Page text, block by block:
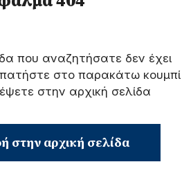
που αναζητήσατε δεν έχει
στο παρακάτω κουμπί
στην αρχική σελίδα
στην αρχική σελίδα